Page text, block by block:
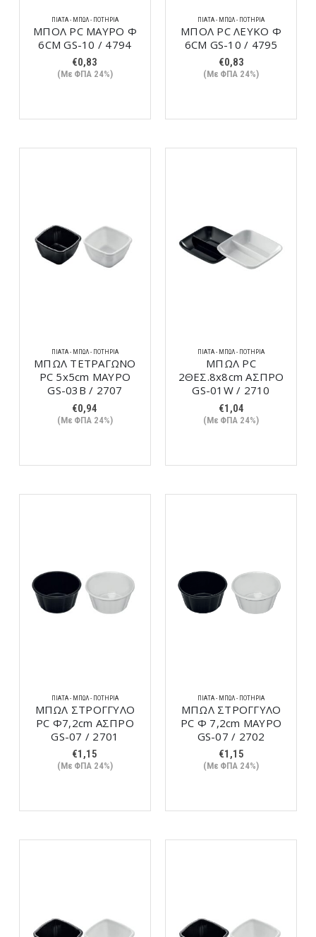
ΠΙΆΤΑ - ΜΠΩΛ - ΠΟΤΉΡΙΑ
ΜΠΟΛ PC ΜΑΥΡΟ Φ
6CM GS-10 / 4794
€0,83
(Με ΦΠΑ 24%)
ΠΙΆΤΑ - ΜΠΩΛ - ΠΟΤΉΡΙΑ
ΜΠΟΛ PC ΛΕΥΚΟ Φ
6CM GS-10 / 4795
€0,83
(Με ΦΠΑ 24%)
ΠΙΆΤΑ - ΜΠΩΛ - ΠΟΤΉΡΙΑ
ΜΠΩΛ ΤΕΤΡΑΓΩΝΟ
PC 5x5cm ΜΑΥΡΟ
GS-03Β / 2707
€0,94
(Με ΦΠΑ 24%)
ΠΙΆΤΑ - ΜΠΩΛ - ΠΟΤΉΡΙΑ
ΜΠΩΛ PC
2ΘΕΣ.8x8cm ΑΣΠΡΟ
GS-01W / 2710
€1,04
(Με ΦΠΑ 24%)
ΠΙΆΤΑ - ΜΠΩΛ - ΠΟΤΉΡΙΑ
ΜΠΩΛ ΣΤΡΟΓΓΥΛΟ
PC Φ7,2cm ΑΣΠΡΟ
GS-07 / 2701
€1,15
(Με ΦΠΑ 24%)
ΠΙΆΤΑ - ΜΠΩΛ - ΠΟΤΉΡΙΑ
ΜΠΩΛ ΣΤΡΟΓΓΥΛΟ
PC Φ 7,2cm ΜΑΥΡΟ
GS-07 / 2702
€1,15
(Με ΦΠΑ 24%)